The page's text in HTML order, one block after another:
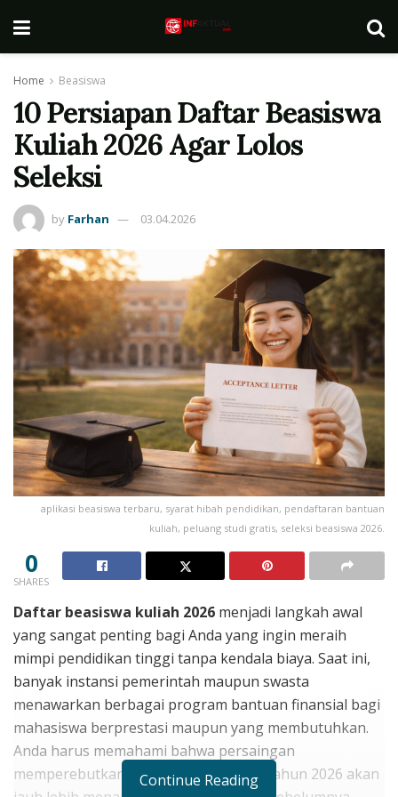
Home Beasiswa
10 Persiapan Daftar Beasiswa
Kuliah 2026 Agar Lolos
Seleksi
by Farhan 03.04.2026
aplikasi beasiswa terbaru, syarat hibah pendidikan, pendaftaran bantuan
kuliah, peluang studi gratis, seleksi beasiswa 2026.
0
SHARES
Daftar beasiswa kuliah 2026 menjadi langkah awal
yang sangat penting bagi Anda yang ingin meraih
mimpi pendidikan tinggi tanpa kendala biaya. Saat ini,
banyak instansi pemerintah maupun swasta
menawarkan berbagai program bantuan finansial bagi
mahasiswa berprestasi maupun yang membutuhkan.
Anda harus memahami bahwa persaingan
memperebutkan kursi beasiswa pada tahun 2026 akan
Continue Reading